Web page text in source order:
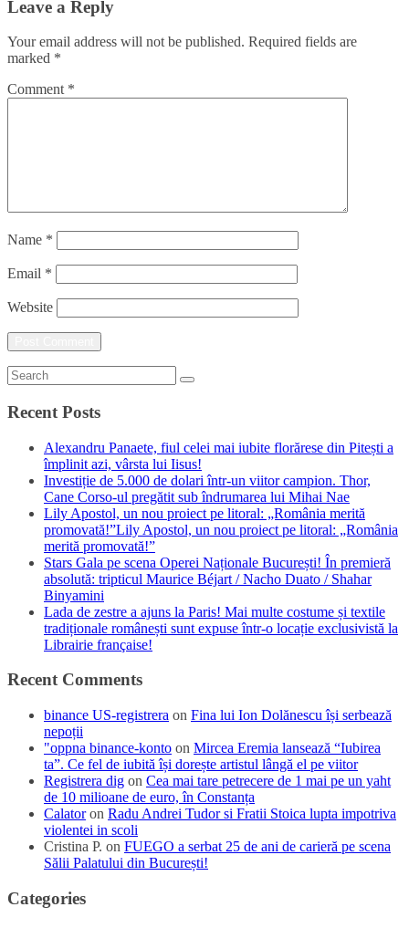
Leave a Reply
Your email address will not be published. Required fields are
marked *
Comment *
Name *
Email *
Website
Recent Posts
Alexandru Panaete, fiul celei mai iubite florărese din Pitești a
împlinit azi, vârsta lui Iisus!
Investiție de 5.000 de dolari într-un viitor campion. Thor,
Cane Corso-ul pregătit sub îndrumarea lui Mihai Nae
Lily Apostol, un nou proiect pe litoral: „România merită
promovată!”Lily Apostol, un nou proiect pe litoral: „România
merită promovată!”
Stars Gala pe scena Operei Naționale București! În premieră
absolută: tripticul Maurice Béjart / Nacho Duato / Shahar
Binyamini
Lada de zestre a ajuns la Paris! Mai multe costume și textile
tradiționale românești sunt expuse într-o locație exclusivistă la
Librairie française!
Recent Comments
binance US-registrera on Fina lui Ion Dolănescu își serbează
nepoții
"oppna binance-konto on Mircea Eremia lansează “Iubirea
ta”. Ce fel de iubită își dorește artistul lângă el pe viitor
Registrera dig on Cea mai tare petrecere de 1 mai pe un yaht
de 10 milioane de euro, în Constanța
Calatoron Radu Andrei Tudor si Fratii Stoica lupta impotriva
violentei in scoli
Cristina P. on FUEGO a serbat 25 de ani de carieră pe scena
Sălii Palatului din București!
Categories